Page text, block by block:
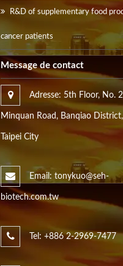
R&D of supplementary food
cancer patients
Message de contact
Adresse: 5th Floor, No.
Minquan Road, Banqiao
Taipei City
Email: tonykuo@seh-
biotech.com.tw
Tel: +886 2-2969-7477